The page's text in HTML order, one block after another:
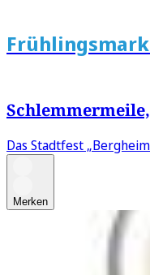
Das Stadtfest
Merken